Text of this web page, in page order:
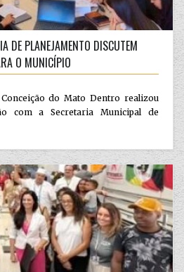
DE PLANEJAMENTO DISCUTEM
O MUNICÍPIO
do Mato Dentro realizou
com a Secretaria Municipal de